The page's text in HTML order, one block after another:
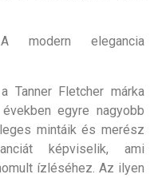
modern elegancia
Tanner Fletcher márka
egyre nagyobb
mintáik és merész
képviselik, ami
ízléséhez. Az ilyen